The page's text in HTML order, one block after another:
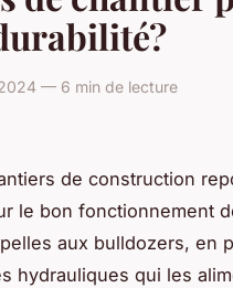
— 6 min de lecture
de construction
le bon fonctionnement
aux bulldozers, en
hydrauliques qui les